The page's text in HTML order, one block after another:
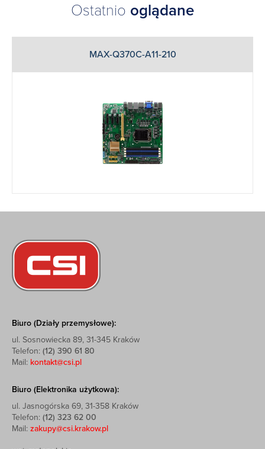
Ostatnio oglądane
MAX-Q370C-A11-210
Biuro (Działy przemysłowe):
ul. Sosnowiecka 89, 31-345 Kraków
Telefon: (12) 390 61 80
Mail: kontakt@csi.pl
Biuro (Elektronika użytkowa):
ul. Jasnogórska 69, 31-358 Kraków
Telefon: (12) 323 62 00
Mail: zakupy@csi.krakow.pl